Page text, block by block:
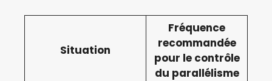
Situation
Fréquence
recommandée
pour le contrôle
du parallélisme